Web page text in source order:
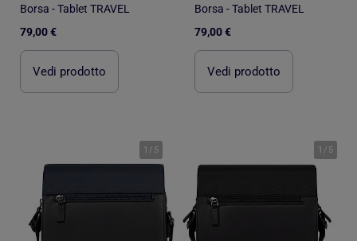
Borsa - Tablet TRAVEL
79,00 €
Vedi prodotto
Borsa - Tablet TRAVEL
79,00 €
Vedi prodotto
1 / 5 1 / 5